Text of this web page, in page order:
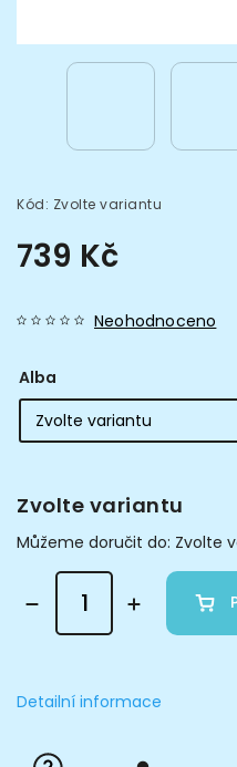
Kód: Zvolte variantu
739 Kč
Neohodnoceno
Alba
Zvolte variantu
Můžeme doručit do: Zvolte
Detailní informace